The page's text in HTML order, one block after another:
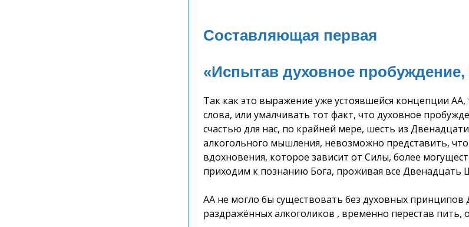
Составляющая первая
«Испытав духовное
Так как это выражение уже устоявшейся концепции
слова, или умалчивать тот факт, что духовное
счастью для нас, по крайней мере, шесть из
алкогольного мышления, невозможно представить,
вдохновения, которое зависит от Силы, более
приходим к познанию Бога, проживая все Двенадцать
АА не могло бы существовать без духовных
раздражённых алкоголиков , временно перестав пить,